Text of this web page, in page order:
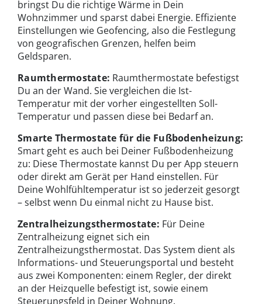
bringst Du die richtige Wärme in Dein
Wohnzimmer und sparst dabei Energie. Effiziente
Einstellungen wie Geofencing, also die Festlegung
von geografischen Grenzen, helfen beim
Geldsparen.
Raumthermostate: Raumthermostate befestigst
Du an der Wand. Sie vergleichen die Ist-
Temperatur mit der vorher eingestellten Soll-
Temperatur und passen diese bei Bedarf an.
Smarte Thermostate für die Fußbodenheizung:
Smart geht es auch bei Deiner Fußbodenheizung
zu: Diese Thermostate kannst Du per App steuern
oder direkt am Gerät per Hand einstellen. Für
Deine Wohlfühltemperatur ist so jederzeit gesorgt
– selbst wenn Du einmal nicht zu Hause bist.
Zentralheizungsthermostate: Für Deine
Zentralheizung eignet sich ein
Zentralheizungsthermostat. Das System dient als
Informations- und Steuerungsportal und besteht
aus zwei Komponenten: einem Regler, der direkt
an der Heizquelle befestigt ist, sowie einem
Steuerungsfeld in Deiner Wohnung.